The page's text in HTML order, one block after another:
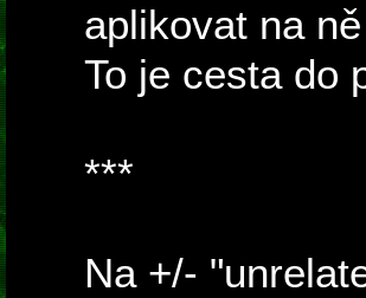
aplikovat na
To je cesta do
***
Na +/-